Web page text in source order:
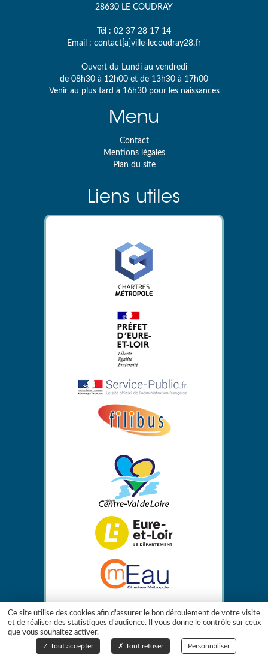
28630 LE COUDRAY
Tél : 02 37 28 17 14
Email : contact[a]ville-lecoudray28.fr
Ouvert du Lundi au vendredi
de 08h30 à 12h00 et de 13h30 à 17h00
Venir au plus tard à 16h30 pour les naissances
Menu
Contact
Mentions légales
Plan du site
Liens utiles
Gestion des cookies
Création de site internet Captusite
Ce site utilise des cookies afin d'assurer le bon déroulement de votre visite
et de réaliser des statistiques d'audience. Il vous donne le contrôle sur ceux
que vous souhaitez activer.
Tout accepter Tout refuser Personnaliser